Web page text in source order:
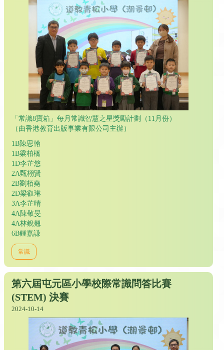
「常識8寶箱」每月常識智慧之星獎勵計劃（11月份）
（由香港教育出版事業有限公司主辦）
1B陳思翰
1B梁柏橋
1D李芷悠
2A甄栩賢
2B劉栢堯
2D梁叡琳
ЗА李芷晴
4A陳敬旻
4A林銳翹
6B鍾嘉謙
常識
第六屆屯元區小學校際常識問答比賽
(STEM) 決賽
2024-10-14